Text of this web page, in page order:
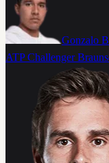
Gonzalo
ATP Challenger